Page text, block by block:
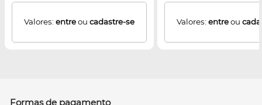
Valores: entreou cadastre-se Valores: entreou
Formas de pagamento